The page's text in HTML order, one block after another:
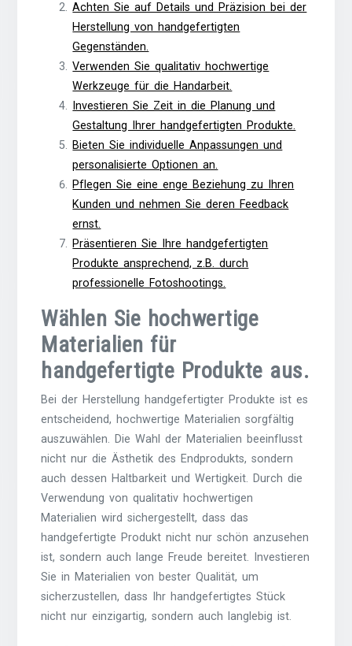
Achten Sie auf Details und Präzision bei der
Herstellung von handgefertigten
Gegenständen.
Verwenden Sie qualitativ hochwertige
Werkzeuge für die Handarbeit.
Investieren Sie Zeit in die Planung und
Gestaltung Ihrer handgefertigten Produkte.
Bieten Sie individuelle Anpassungen und
personalisierte Optionen an.
Pflegen Sie eine enge Beziehung zu Ihren
Kunden und nehmen Sie deren Feedback
ernst.
Präsentieren Sie Ihre handgefertigten
Produkte ansprechend, z.B. durch
professionelle Fotoshootings.
Wählen Sie hochwertige
Materialien für
handgefertigte Produkte aus.
Bei der Herstellung handgefertigter Produkte ist es
entscheidend, hochwertige Materialien sorgfältig
auszuwählen. Die Wahl der Materialien beeinflusst
nicht nur die Ästhetik des Endprodukts, sondern
auch dessen Haltbarkeit und Wertigkeit. Durch die
Verwendung von qualitativ hochwertigen
Materialien wird sichergestellt, dass das
handgefertigte Produkt nicht nur schön anzusehen
ist, sondern auch lange Freude bereitet. Investieren
Sie in Materialien von bester Qualität, um
sicherzustellen, dass Ihr handgefertigtes Stück
nicht nur einzigartig, sondern auch langlebig ist.